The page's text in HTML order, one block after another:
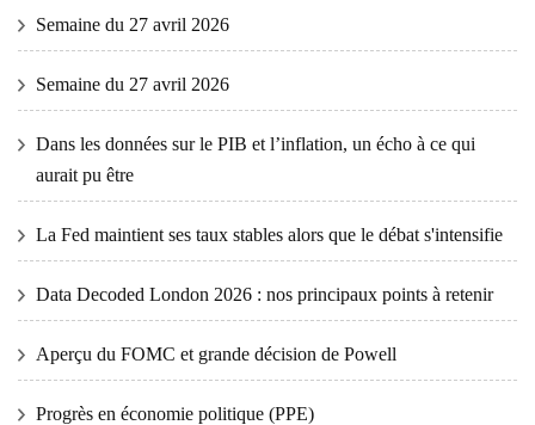
Semaine du 27 avril 2026
Semaine du 27 avril 2026
Dans les données sur le PIB et l’inflation, un écho à ce qui
aurait pu être
La Fed maintient ses taux stables alors que le débat s'intensifie
Data Decoded London 2026 : nos principaux points à retenir
Aperçu du FOMC et grande décision de Powell
Progrès en économie politique (PPE)